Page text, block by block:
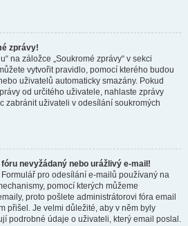
zprávy!
na záložce „Soukromé zprávy“ v sekci
vytvořit pravidlo, pomocí kterého budou
uživatelů automaticky smazány. Pokud
od určitého uživatele, nahlaste zprávy
zabránit uživateli v odesílání soukromých
nevyžádaný nebo urážlivý e-mail!
pro odesílání e-mailů používaný na
pomocí kterých můžeme
proto pošlete administrátorovi fóra email
přišel. Je velmi důležité, aby v něm byly
podrobné údaje o uživateli, který email poslal.